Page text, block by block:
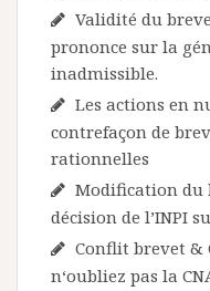
Validité du
prononce sur la
inadmissible.
Les actions en
contrefaçon de
rationnelles
Modification du
décision de l’INPI
Conflit brevet &
n‘oubliez pas la